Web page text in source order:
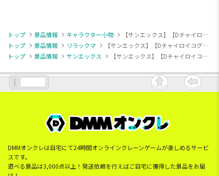
トップ 景品情報 キャラクター小物
【サンエックス】【Dチャイロイコグマ】リラックマ×チュッパチャプス マスコットキーチェーン
トップ
景品情報 リラックマ
【サンエックス】【Dチャイロイコグマ】リラックマ×チュッパチャプス マスコットキーチェーン
トップ
景品情報 サンエックス 【サンエックス】【Dチャイロイコグマ】リラックマ×チュッパチャプス マスコットキーチェーン
DMMオンクレは自宅にて24時間オンラインクレーンゲームが楽しめるサービ
スです。
遊べる景品は3,000点以上！発送依頼を行えばご自宅に獲得した景品をお届